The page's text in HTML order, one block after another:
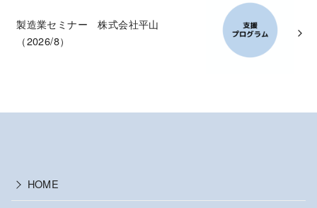
製造業セミナー 株式会社平山
（2026/8）
HOME